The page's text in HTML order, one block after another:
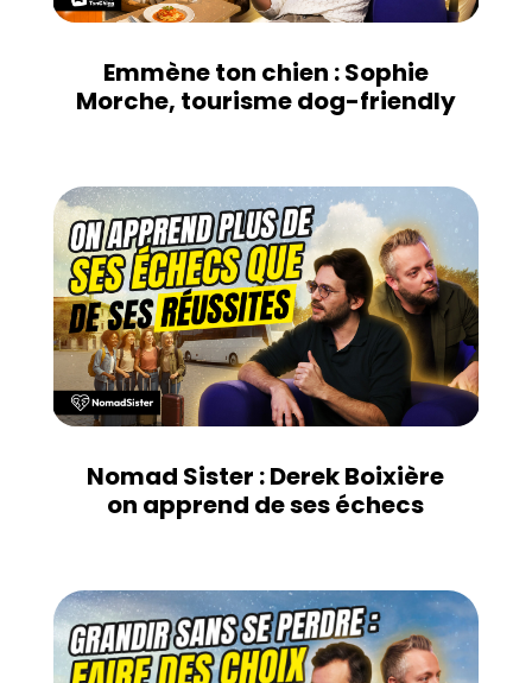
Emmène ton chien : Sophie
Morche, tourisme dog-friendly
Nomad Sister : Derek Boixière
on apprend de ses échecs